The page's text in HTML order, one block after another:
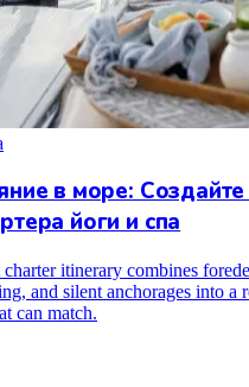
в море:
йоги и спа
itinerary combines
and silent anchorages into a
can match.